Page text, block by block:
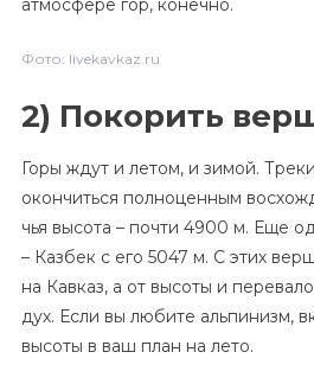
атмосфере гор, конечно.
Фото: livekavkaz.ru
2) Покорить
Горы ждут и летом, и зимой.
окончиться полноценным
чья высота – почти 4900 м. Еще
– Казбек с его 5047 м. С этих
на Кавказ, а от высоты и
дух. Если вы любите альпинизм,
высоты в ваш план на лето.